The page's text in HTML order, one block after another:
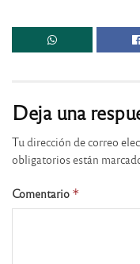
Deja una
Tu dirección de correo
obligatorios están
Comentario *